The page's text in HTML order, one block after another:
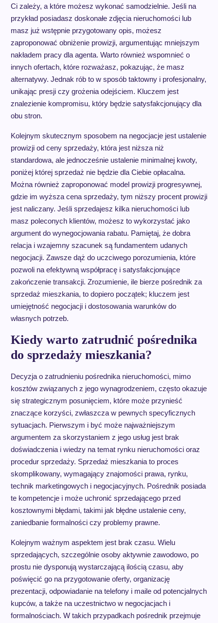
Ci zależy, a które możesz wykonać samodzielnie. Jeśli na
przykład posiadasz doskonałe zdjęcia nieruchomości lub
masz już wstępnie przygotowany opis, możesz
zaproponować obniżenie prowizji, argumentując mniejszym
nakładem pracy dla agenta. Warto również wspomnieć o
innych ofertach, które rozważasz, pokazując, że masz
alternatywy. Jednak rób to w sposób taktowny i profesjonalny,
unikając presji czy grożenia odejściem. Kluczem jest
znalezienie kompromisu, który będzie satysfakcjonujący dla
obu stron.
Kolejnym skutecznym sposobem na negocjacje jest ustalenie
prowizji od ceny sprzedaży, która jest niższa niż
standardowa, ale jednocześnie ustalenie minimalnej kwoty,
poniżej której sprzedaż nie będzie dla Ciebie opłacalna.
Można również zaproponować model prowizji progresywnej,
gdzie im wyższa cena sprzedaży, tym niższy procent prowizji
jest naliczany. Jeśli sprzedajesz kilka nieruchomości lub
masz poleconych klientów, możesz to wykorzystać jako
argument do wynegocjowania rabatu. Pamiętaj, że dobra
relacja i wzajemny szacunek są fundamentem udanych
negocjacji. Zawsze dąż do uczciwego porozumienia, które
pozwoli na efektywną współpracę i satysfakcjonujące
zakończenie transakcji. Zrozumienie, ile bierze pośrednik za
sprzedaż mieszkania, to dopiero początek; kluczem jest
umiejętność negocjacji i dostosowania warunków do
własnych potrzeb.
Kiedy warto zatrudnić pośrednika
do sprzedaży mieszkania?
Decyzja o zatrudnieniu pośrednika nieruchomości, mimo
kosztów związanych z jego wynagrodzeniem, często okazuje
się strategicznym posunięciem, które może przynieść
znaczące korzyści, zwłaszcza w pewnych specyficznych
sytuacjach. Pierwszym i być może najważniejszym
argumentem za skorzystaniem z jego usług jest brak
doświadczenia i wiedzy na temat rynku nieruchomości oraz
procedur sprzedaży. Sprzedaż mieszkania to proces
skomplikowany, wymagający znajomości prawa, rynku,
technik marketingowych i negocjacyjnych. Pośrednik posiada
te kompetencje i może uchronić sprzedającego przed
kosztownymi błędami, takimi jak błędne ustalenie ceny,
zaniedbanie formalności czy problemy prawne.
Kolejnym ważnym aspektem jest brak czasu. Wielu
sprzedających, szczególnie osoby aktywnie zawodowo, po
prostu nie dysponują wystarczającą ilością czasu, aby
poświęcić go na przygotowanie oferty, organizację
prezentacji, odpowiadanie na telefony i maile od potencjalnych
kupców, a także na uczestnictwo w negocjacjach i
formalnościach. W takich przypadkach pośrednik przejmuje